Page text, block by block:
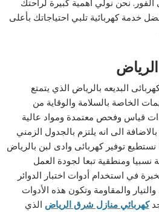
نحن نولي أهمية كبيرة لراحتك
خدمة كهربائية تلبي احتياجاتك بأعلى
البديعه بالرياض الذي يتمتع
الخاصة بالسلامة والوقاية من
قياس وفحص معتمدة ومواد عالية
الى انه يلتزم بالجدول الزمني
توفير كهربائى وادى لبن بالرياض
نسبيا ومنطقية تبعا لجودة العمل
في استخدام أدوات اختبار الدوائر
والمقاومة وتكون هذه الأدوات
كهربائي منازل شرق الرياض الذي